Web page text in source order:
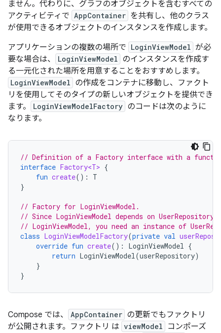
ません。代わりに、グラフのオブジェクトを含むすべての
アクティビティで AppContainer を共有し、他のクラス
が使用できるオブジェクトのインスタンスを作成します。
アプリケーションの複数の場所で LoginViewModel が必
要な場合は、
LoginViewModel のインスタンスを作成す
る一元化された場所を用意することをおすすめします。
LoginViewModel の作成をコンテナに移動し、ファクト
リを使用してそのタイプの新しいオブジェクトを提供でき
ます。
LoginViewModelFactory のコードは次のように
なります。
// Definition of a Factory interface with a
interface Factory<T> {
fun create():
T
}
// Factory for LoginViewModel.
// Since LoginViewModel depends on
// LoginViewModel, you need an instance of
class LoginViewModelFactory(private val
override fun create(): LoginViewModel {
return LoginViewModel(userRepository)
}
}
Compose では、 AppContainer の更新でもファクトリ
が公開されます。ファクトリ は viewModel
コンポーズ